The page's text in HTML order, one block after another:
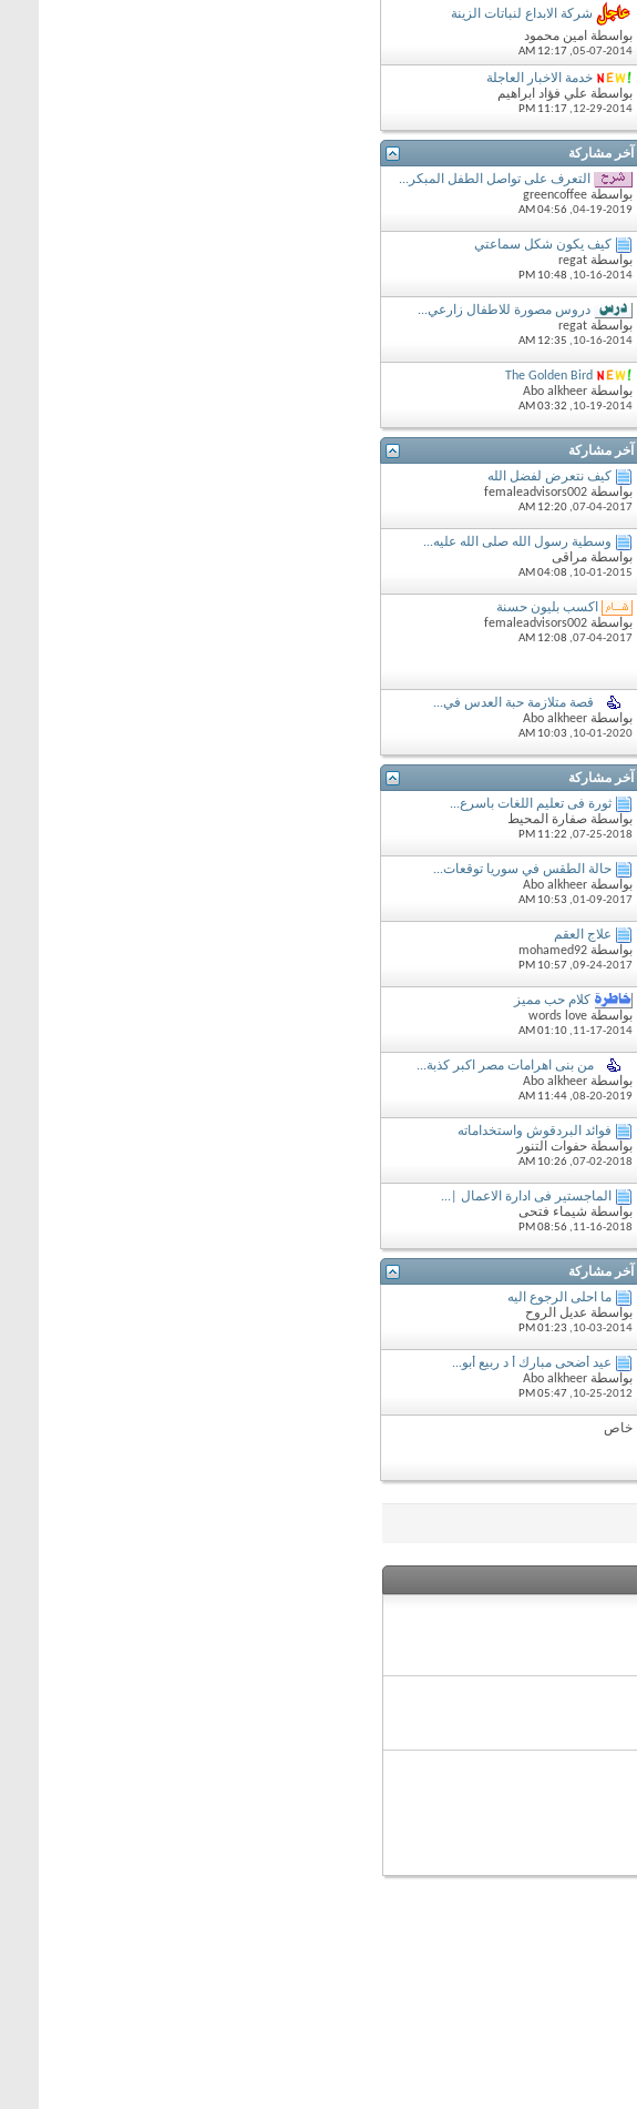
شركة الابداع لنباتات الزينة
بواسطة امين محمود
05-07-2014,
12:17 AM
خدمة الاخبار العاجلة
بواسطة علي فؤاد ابراهيم
12-29-2014,
11:17 PM
آخر مشاركة
التعرف على تواصل الطفل المبكر...
بواسطة greencoffee
04-19-2019,
04:56 AM
كيف يكون شكل سماعتي
بواسطة regat
10-16-2014,
10:48 PM
دروس مصورة للاطفال زارعي...
بواسطة regat
10-16-2014,
12:35 AM
The Golden Bird
بواسطة Abo alkheer
10-19-2014,
03:32 AM
آخر مشاركة
كيف نتعرض لفضل الله
بواسطة femaleadvisors002
07-04-2017,
12:20 AM
وسطية رسول الله صلى الله عليه...
بواسطة مراقى
10-01-2015,
04:08 AM
اكسب بليون حسنة
بواسطة femaleadvisors002
07-04-2017,
12:08 AM
قصة متلازمة حبة العدس في...
بواسطة Abo alkheer
10-01-2020,
10:03 AM
آخر مشاركة
ثورة فى تعليم اللغات بأسرع...
بواسطة صفارة المحيط
07-25-2018,
11:22 PM
حالة الطقس في سوريا توقعات...
بواسطة Abo alkheer
01-09-2017,
10:53 AM
علاج العقم
بواسطة mohamed92
09-24-2017,
10:57 PM
كلام حب مميز
بواسطة words love
11-17-2014,
01:10 AM
من بنى اهرامات مصر اكبر كذبة...
بواسطة Abo alkheer
08-20-2019,
11:44 AM
فوائد البردقوش واستخداماته
بواسطة حفوات التنور
07-02-2018,
10:26 AM
الماجستير فى ادارة الاعمال |...
بواسطة شيماء فتحى
11-16-2018,
08:56 PM
آخر مشاركة
ما احلى الرجوع اليه
بواسطة عديل الروح
10-03-2014,
01:23 PM
عيد أضحى مبارك أ د ربيع أبو...
بواسطة Abo alkheer
10-25-2012,
05:47 PM
خاص